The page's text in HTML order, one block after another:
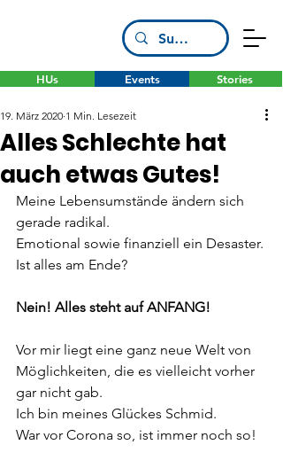
HUs Stories
Events
Alles Schlechte hat
auch etwas Gutes!
19. März 2020 1 Min. Lesezeit
Meine Lebensumstände ändern sich
gerade radikal.
Emotional sowie finanziell ein Desaster.
Ist alles am Ende?
Nein! Alles steht auf ANFANG!
Vor mir liegt eine ganz neue Welt von
Möglichkeiten, die es vielleicht vorher
gar nicht gab.
Ich bin meines Glückes Schmid.
War vor Corona so, ist immer noch so!